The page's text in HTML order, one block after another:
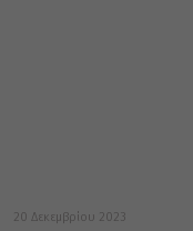
20 Δεκεμβρίου 2023